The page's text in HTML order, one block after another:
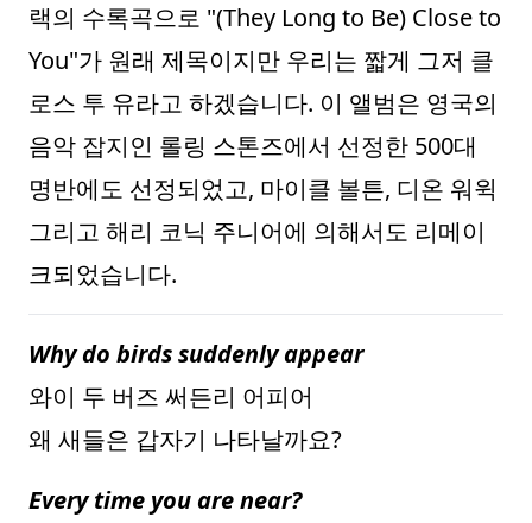
랙의 수록곡으로 "(They Long to Be) Close to
You"가 원래 제목이지만 우리는 짧게 그저 클
로스 투 유라고 하겠습니다. 이 앨범은 영국의
음악 잡지인 롤링 스톤즈에서 선정한 500대
명반에도 선정되었고, 마이클 볼튼, 디온 워윅
그리고 해리 코닉 주니어에 의해서도 리메이
크되었습니다.
Why do birds suddenly appear
와이 두 버즈 써든리 어피어
왜 새들은 갑자기 나타날까요?
Every time you are near?